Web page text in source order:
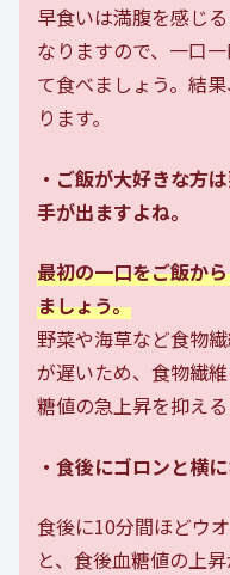
早食いは満腹を感じ
なりますので、一口
て食べましょう。結
ります。
・ご飯が大好きな方
手が出ますよね。
最初の一口をご飯か
ましょう。
野菜や海草など食物
が遅いため、食物繊
糖値の急上昇を抑える
・食後にゴロンと横
食後に10分間ほどウ
と、食後血糖値の上